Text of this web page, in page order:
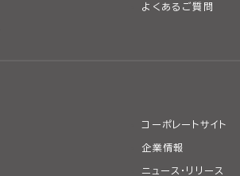
よくあるご質問
コーポレートサイト
企業情報
ニュース・リリース